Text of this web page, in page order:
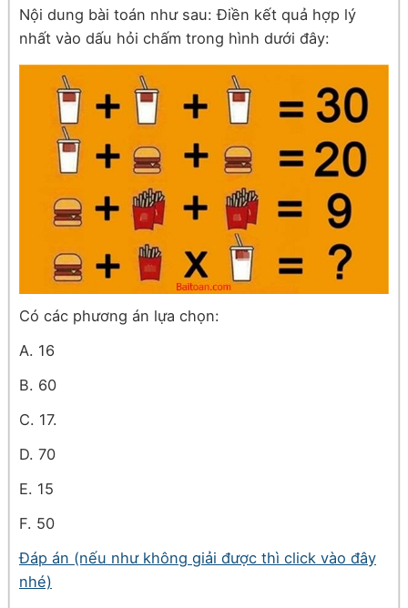
Nội dung bài toán như sau:Điền kết quả hợp lý
nhất vào dấu hỏi chấm trong hình dưới đây:
Có các phương án lựa chọn:
A. 16
B. 60
C. 17.
D. 70
E. 15
F. 50
Đáp án (nếu như không giải được thì click vào đây
nhé)